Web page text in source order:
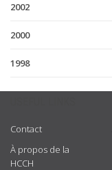
2002
2000
1998
Contact
À propos de la
HCCH